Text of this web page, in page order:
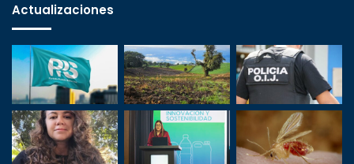
Actualizaciones